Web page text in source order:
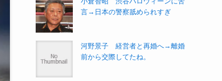
言→日本の警察舐められすぎ
河野景子 経営者と再婚へ→離婚
前から交際してたね。